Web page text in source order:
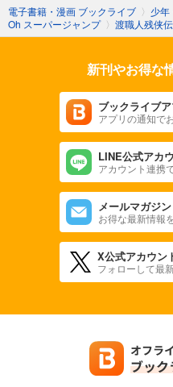
電子書籍・漫画 ブックライブ 〉 少年
Oh スーパージャンプ 〉 渡職人残侠
新刊やお得な
ブックライブア
アプリの通知で
LINE公式アカ
アカウント連携
メールマガジン
お得な最新情報
X公式アカウン
フォローして最